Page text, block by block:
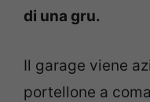
di una gru.
Il garage viene
portellone a